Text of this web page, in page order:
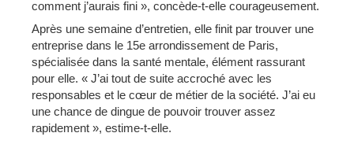
comment j’aurais fini », concède-t-elle courageusement.
Après une semaine d’entretien, elle finit par trouver une
entreprise dans le 15e arrondissement de Paris,
spécialisée dans la santé mentale, élément rassurant
pour elle. « J’ai tout de suite accroché avec les
responsables et le cœur de métier de la société. J’ai eu
une chance de dingue de pouvoir trouver assez
rapidement », estime-t-elle.